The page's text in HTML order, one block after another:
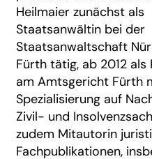
Heilmaier zunächst als
Staatsanwältin bei der
Staatsanwaltschaft
Fürth tätig, ab 2012 als
am Amtsgericht Fürth
Spezialisierung auf
Zivil- und
zudem Mitautorin
Fachpublikationen,